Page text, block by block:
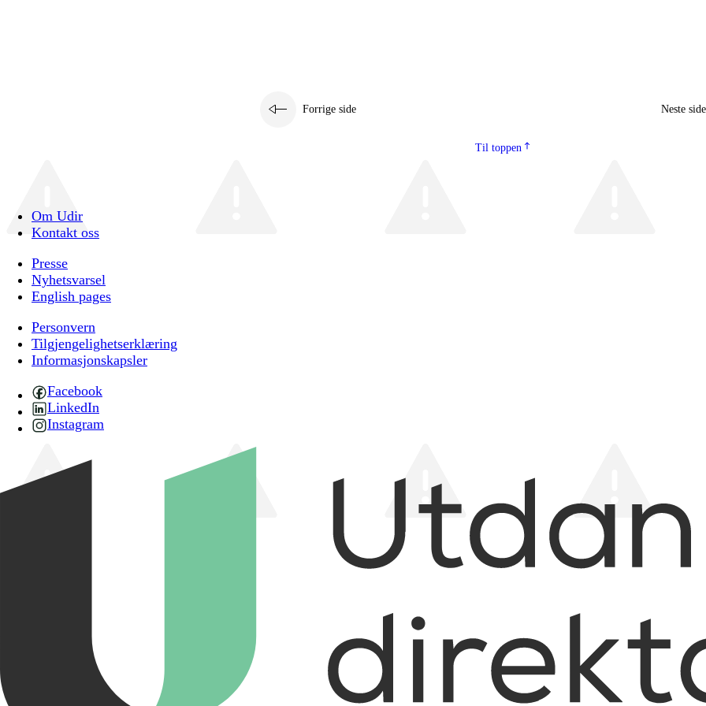
Forrige side Neste side
Til toppen
Om Udir
Kontakt oss
Presse
Nyhetsvarsel
English pages
Personvern
Tilgjengelighetserklæring
Informasjonskapsler
Facebook
LinkedIn
Instagram